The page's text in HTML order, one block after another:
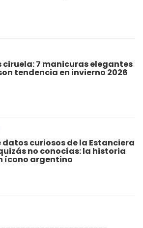
ciruela: 7 manicuras elegantes
tendencia en invierno 2026
datos curiosos de la Estanciera
no conocías: la historia
ícono argentino